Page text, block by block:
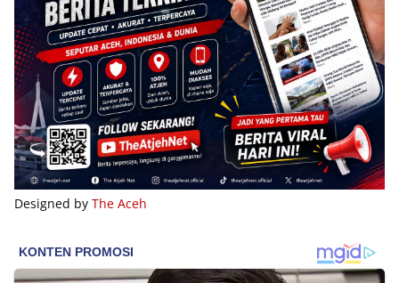
Designed by The Aceh